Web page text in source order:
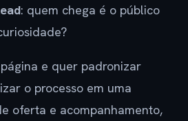
: quem chega é o público
e quer padronizar
o processo em uma
oferta e acompanhamento,